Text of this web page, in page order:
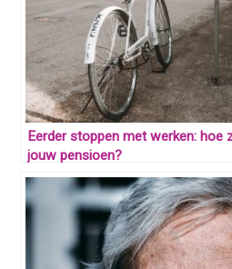
Eerder stoppen met werken: hoe
jouw pensioen?